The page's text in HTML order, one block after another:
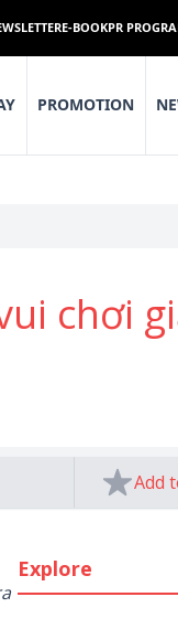
E-BOOKPR
PROMOTION
chơi
Add
Explore